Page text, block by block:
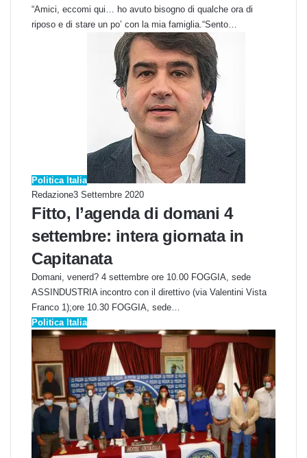
“Amici, eccomi qui… ho avuto bisogno di qualche ora di
riposo e di stare un po’ con la mia famiglia.“Sento…
Politica Italia
Redazione3 Settembre 2020
Fitto, l’agenda di domani 4
settembre: intera giornata in
Capitanata
Domani, venerd? 4 settembre ore 10.00 FOGGIA, sede
ASSINDUSTRIA incontro con il direttivo (via Valentini Vista
Franco 1);ore 10.30 FOGGIA, sede…
Politica Italia